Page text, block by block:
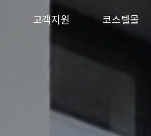
고객지원 코스텔몰